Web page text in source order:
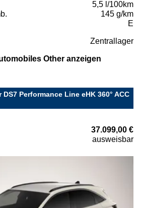
5,5 l/100km
145 g/km
E
Zentrallager
Other anzeigen
Performance Line eHK 360° ACC
37.099,00 €
ausweisbar